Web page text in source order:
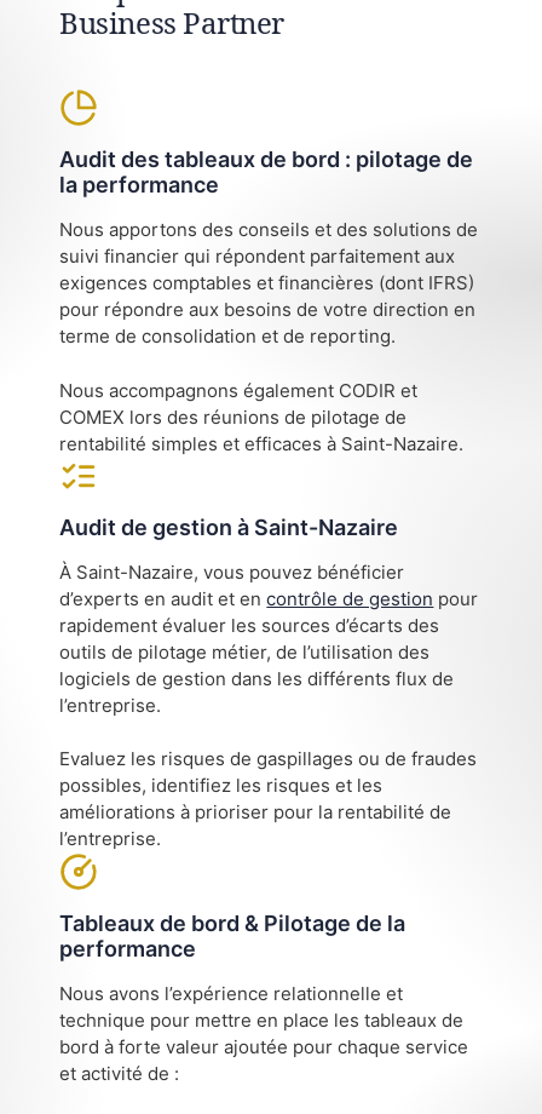
Business Partner
Audit des tableaux de bord : pilotage de
la performance
Nous apportons des conseils et des solutions de
suivi financier qui répondent parfaitement aux
exigences comptables et financières (dont IFRS)
pour répondre aux besoins de votre direction en
terme de consolidation et de reporting.
Nous accompagnons également CODIR et
COMEX lors des réunions de pilotage de
rentabilité simples et efficaces à Saint-Nazaire.
Audit de gestion à Saint-Nazaire
À Saint-Nazaire, vous pouvez bénéficier
d’experts en audit et encontrôle de gestion pour
rapidement évaluer les sources d’écarts des
outils de pilotage métier, de l’utilisation des
logiciels de gestion dans les différents flux de
l’entreprise.
Evaluez les risques de gaspillages ou de fraudes
possibles, identifiez les risques et les
améliorations à prioriser pour la rentabilité de
l’entreprise.
Tableaux de bord & Pilotage de la
performance
Nous avons l’expérience relationnelle et
technique pour mettre en place les tableaux de
bord à forte valeur ajoutée pour chaque service
et activité de :